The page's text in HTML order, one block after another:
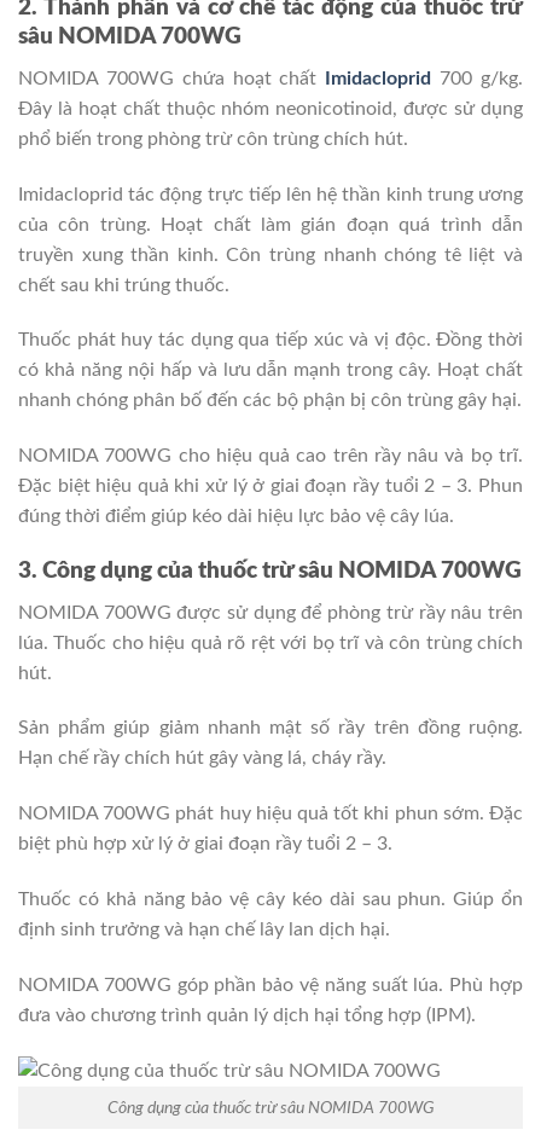
2. Thành phần và cơ chế tác động của thuốc trừ
sâu NOMIDA 700WG
NOMIDA 700WG chứa hoạt chất Imidacloprid
700 g/kg.
Đây là hoạt chất thuộc nhóm neonicotinoid, được sử dụng
phổ biến trong phòng trừ côn trùng chích hút.
Imidacloprid tác động trực tiếp lên hệ thần kinh trung ương
của côn trùng. Hoạt chất làm gián đoạn quá trình dẫn
truyền xung thần kinh. Côn trùng nhanh chóng tê liệt và
chết sau khi trúng thuốc.
Thuốc phát huy tác dụng qua tiếp xúc và vị độc. Đồng thời
có khả năng nội hấp và lưu dẫn mạnh trong cây. Hoạt chất
nhanh chóng phân bố đến các bộ phận bị côn trùng gây hại.
NOMIDA 700WG cho hiệu quả cao trên rầy nâu và bọ trĩ.
Đặc biệt hiệu quả khi xử lý ở giai đoạn rầy tuổi 2 – 3. Phun
đúng thời điểm giúp kéo dài hiệu lực bảo vệ cây lúa.
3. Công dụng của thuốc trừ sâu NOMIDA 700WG
NOMIDA 700WG được sử dụng để phòng trừ rầy nâu trên
lúa. Thuốc cho hiệu quả rõ rệt với bọ trĩ và côn trùng chích
hút.
Sản phẩm giúp giảm nhanh mật số rầy trên đồng ruộng.
Hạn chế rầy chích hút gây vàng lá, cháy rầy.
NOMIDA 700WG phát huy hiệu quả tốt khi phun sớm. Đặc
biệt phù hợp xử lý ở giai đoạn rầy tuổi 2 – 3.
Thuốc có khả năng bảo vệ cây kéo dài sau phun. Giúp ổn
định sinh trưởng và hạn chế lây lan dịch hại.
NOMIDA 700WG góp phần bảo vệ năng suất lúa. Phù hợp
đưa vào chương trình quản lý dịch hại tổng hợp (IPM).
Công dụng của thuốc trừ sâu NOMIDA 700WG